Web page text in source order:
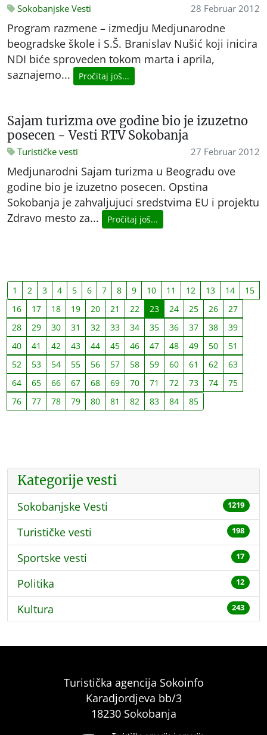
Sokobanjske Vesti 28 Februar 2012
Program razmene – izmedju Medjunarodne
beogradske škole i S.Š. Branislav Nušić koji inicira
NDI biće sproveden tokom marta i aprila,
saznajemo...
Pročitaj još...
Sajam turizma ove godine bio je izuzetno
posecen - Vesti RTV Sokobanja
Turističke vesti 27 Februar 2012
Medjunarodni Sajam turizma u Beogradu ove
godine bio je izuzetno posecen. Opstina
Sokobanja je zahvaljujuci sredstvima EU i projektu
Zdravo mesto za...
Pročitaj još...
1 2 3 4 5 6 7 8 9 10 11 12 13 14
15
16
17 18 19 20 21 22 23 24 25 26
27
28
29 30 31 32 33 34 35 36 37 38
39
40
41 42 43 44 45 46 47 48 49 50
51
52
53 54 55 56 57 58 59 60 61 62
63
64
65 66 67 68 69 70 71 72 73 74
75
76
77 78 79 80 81 82 83 84 85
Kategorije vesti
Sokobanjske Vesti 1219
Turističke vesti 198
Sportske vesti 17
Politika 12
Kultura 243
Turistička agencija Sokoinfo
Karadjordjeva bb/3
18230 Sokobanja